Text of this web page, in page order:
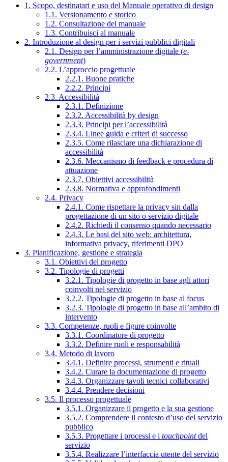
1. Scopo, destinatari e uso del Manuale operativo di design
1.1. Versionamento e storico
1.2. Consultazione del manuale
1.3. Contribuisci al manuale
2. Introduzione al design per i servizi pubblici digitali
2.1. Design per l’amministrazione digitale (e-
government)
2.2. L’approccio progettuale
2.2.1. Buone pratiche
2.2.2. Principi
2.3. Accessibilità
2.3.1. Definizione
2.3.2. Accessibilità by design
2.3.3. Principi per l’accessibilità
2.3.4. Linee guida e criteri di successo
2.3.5. Come rilasciare una dichiarazione di
accessibilità
2.3.6. Meccanismo di feedback e procedura di
attuazione
2.3.7. Obiettivi accessibilità
2.3.8. Normativa e approfondimenti
2.4. Privacy
2.4.1. Come rispettare la privacy sin dalla
progettazione di un sito o servizio digitale
2.4.2. Richiedi il consenso quando necessario
2.4.3. Le basi del sito web: architettura,
informativa privacy, riferimenti DPO
3. Pianificazione, gestione e strategia
3.1. Obiettivi del progetto
3.2. Tipologie di progetti
3.2.1. Tipologie di progetto in base agli attori
coinvolti nel servizio
3.2.2. Tipologie di progetto in base al focus
3.2.3. Tipologie di progetto in base all’ambito di
intervento
3.3. Competenze, ruoli e figure coinvolte
3.3.1. Coordinatore di progetto
3.3.2. Definire ruoli e responsabilità
3.4. Metodo di lavoro
3.4.1. Definire processi, strumenti e rituali
3.4.2. Curare la documentazione di progetto
3.4.3. Organizzare tavoli tecnici collaborativi
3.4.4. Prendere decisioni
3.5. Il processo progettuale
3.5.1. Organizzare il progetto e la sua gestione
3.5.2. Comprendere il contesto d’uso del servizio
pubblico
3.5.3. Progettare i processi e i touchpointdel
servizio
3.5.4. Realizzare l’interfaccia utente del servizio